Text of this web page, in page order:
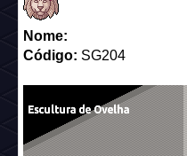
Nome:
Código: SG204